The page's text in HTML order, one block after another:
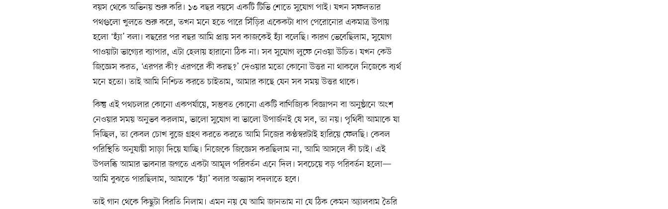
বয়স থেকে অভিনয় শুরু করি। ১৩ বছর বয়সে একটি টিভি শোতে সুযোগ পাই। যখন সফলতার
পথগুলো খুলতে শুরু করে, তখন মনে হতে পারে সিঁড়ির একেকটা ধাপ পেরোনোর একমাত্র উপায়
হলো ‘হ্যাঁ’ বলা। বছরের পর বছর আমি প্রায় সব কাজকেই হ্যাঁ বলেছি। কারণ ভেবেছিলাম, সুযোগ
পাওয়াটা ভাগ্যের ব্যাপার, এটা হেলায় হারানো ঠিক না। সব সুযোগ লুফে নেওয়া উচিত। যখন কেউ
জিজ্ঞেস করত, ‘এরপর কী? এরপরে কী করছ?’ দেওয়ার মতো কোনো উত্তর না থাকলে নিজেকে ব্যর্থ
মনে হতো। তাই আমি নিশ্চিত করতে চাইতাম, আমার কাছে যেন সব সময় উত্তর থাকে।
কিন্তু এই পথচলার কোনো একপর্যায়ে, সম্ভবত কোনো একটি বাণিজ্যিক বিজ্ঞাপন বা অনুষ্ঠানে অংশ
নেওয়ার সময় অনুভব করলাম, ভালো সুযোগ বা ভালো উপার্জনই যে সব, তা নয়। পৃথিবী আমাকে যা
দিচ্ছিল, তা কেবল চোখ বুজে গ্রহণ করতে করতে আমি নিজের কণ্ঠস্বরটাই হারিয়ে ফেলছি। কেবল
পরিস্থিতি অনুযায়ী সাড়া দিয়ে যাচ্ছি। নিজেকে জিজ্ঞেস করছিলাম না, আমি আসলে কী চাই। এই
উপলব্ধি আমার ভাবনার জগতে একটা আমূল পরিবর্তন এনে দিল। সবচেয়ে বড় পরিবর্তন হলো—
আমি বুঝতে পারছিলাম, আমাকে ‘হ্যাঁ’ বলার অভ্যাস বদলাতে হবে।
তাই গান থেকে কিছুটা বিরতি নিলাম। এমন নয় যে আমি জানতাম না যে ঠিক কেমন অ্যালবাম তৈরি